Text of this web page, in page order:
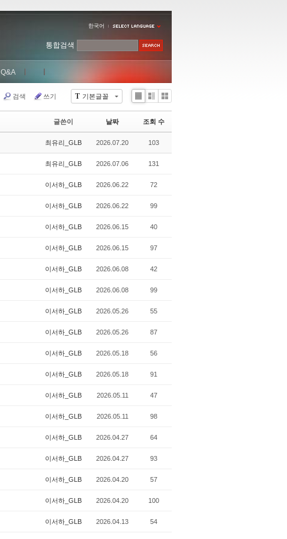
한국어
Q&A
통합검색
T 기본글꼴
검색 쓰기
Li
Zi
e
G
le
글쓴이 날짜 조회 수
최유리_GLB 2026.07.20 103
최유리_GLB 2026.07.06 131
이서하_GLB 2026.06.22 72
이서하_GLB 2026.06.22 99
이서하_GLB 2026.06.15 40
이서하_GLB 2026.06.15 97
이서하_GLB 2026.06.08 42
이서하_GLB 2026.06.08 99
이서하_GLB 2026.05.26 55
이서하_GLB 2026.05.26 87
이서하_GLB 2026.05.18 56
이서하_GLB 2026.05.18 91
이서하_GLB 2026.05.11 47
이서하_GLB 2026.05.11 98
이서하_GLB 2026.04.27 64
이서하_GLB 2026.04.27 93
이서하_GLB 2026.04.20 57
이서하_GLB 2026.04.20 100
이서하_GLB 2026.04.13 54